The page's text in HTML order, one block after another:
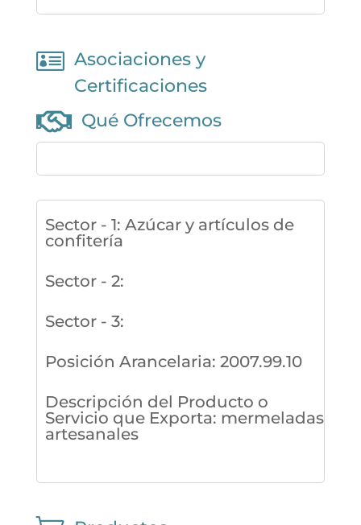
 Asociaciones y
Certificaciones
 Qué Ofrecemos
Sector - 1: Azúcar y artículos de
confitería
Sector - 2:
Sector - 3:
Posición Arancelaria: 2007.99.10
Descripción del Producto o
Servicio que Exporta: mermeladas
artesanales